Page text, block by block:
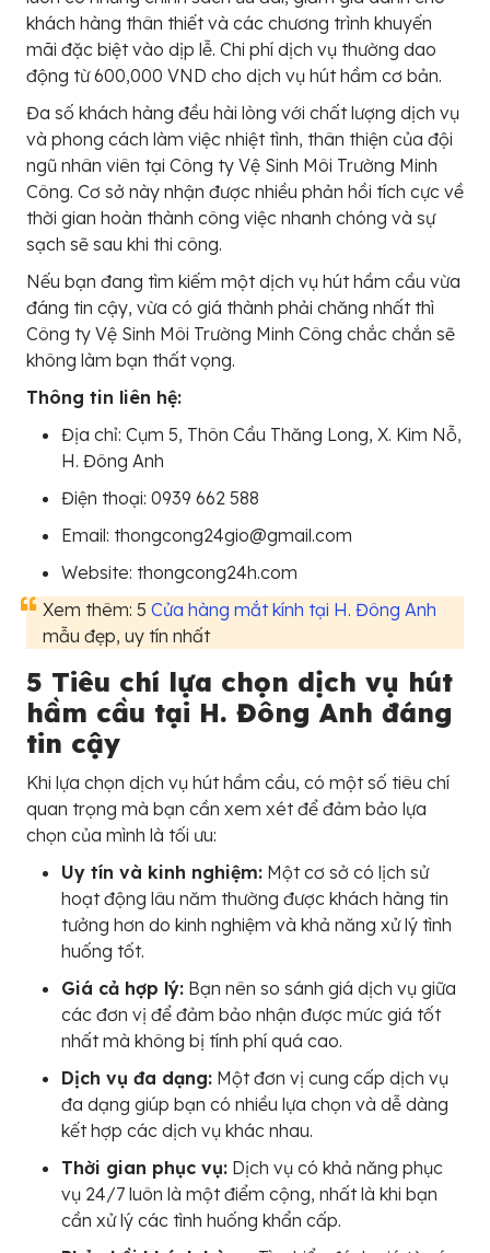
khách hàng thân thiết và các chương trình khuyến
mãi đặc biệt vào dịp lễ. Chi phí dịch vụ thường dao
động từ 600,000 VND cho dịch vụ hút hầm cơ bản.
Đa số khách hàng đều hài lòng với chất lượng dịch vụ
và phong cách làm việc nhiệt tình, thân thiện của đội
ngũ nhân viên tại Công ty Vệ Sinh Môi Trường Minh
Công. Cơ sở này nhận được nhiều phản hồi tích cực về
thời gian hoàn thành công việc nhanh chóng và sự
sạch sẽ sau khi thi công.
Nếu bạn đang tìm kiếm một dịch vụ hút hầm cầu vừa
đáng tin cậy, vừa có giá thành phải chăng nhất thì
Công ty Vệ Sinh Môi Trường Minh Công chắc chắn sẽ
không làm bạn thất vọng.
Thông tin liên hệ:
Địa chỉ: Cụm 5, Thôn Cầu Thăng Long, X. Kim Nỗ,
H. Đông Anh
Điện thoại: 0939 662 588
Email: thongcong24gio@gmail.com
Website: thongcong24h.com
Xem thêm: 5 Cửa hàng mắt kính tại H. Đông Anh
mẫu đẹp, uy tín nhất
5 Tiêu chí lựa chọn dịch vụ hút
hầm cầu tại H. Đông Anh đáng
tin cậy
Khi lựa chọn dịch vụ hút hầm cầu, có một số tiêu chí
quan trọng mà bạn cần xem xét để đảm bảo lựa
chọn của mình là tối ưu:
Uy tín và kinh nghiệm: Một cơ sở có lịch sử
hoạt động lâu năm thường được khách hàng tin
tưởng hơn do kinh nghiệm và khả năng xử lý tình
huống tốt.
Giá cả hợp lý: Bạn nên so sánh giá dịch vụ giữa
các đơn vị để đảm bảo nhận được mức giá tốt
nhất mà không bị tính phí quá cao.
Dịch vụ đa dạng: Một đơn vị cung cấp dịch vụ
đa dạng giúp bạn có nhiều lựa chọn và dễ dàng
kết hợp các dịch vụ khác nhau.
Thời gian phục vụ: Dịch vụ có khả năng phục
vụ 24/7 luôn là một điểm cộng, nhất là khi bạn
cần xử lý các tình huống khẩn cấp.